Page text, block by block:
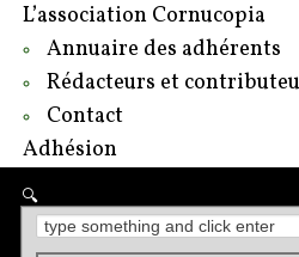
L’association Cornucopia
Annuaire des adhérents
Rédacteurs et
Contact
Adhésion